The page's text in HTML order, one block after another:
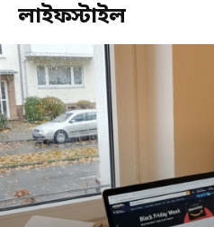
লাইফস্টাইল